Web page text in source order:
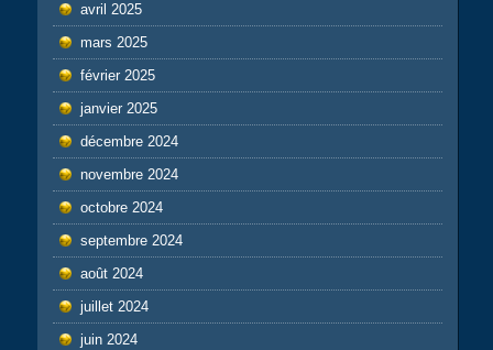
avril 2025
mars 2025
février 2025
janvier 2025
décembre 2024
novembre 2024
octobre 2024
septembre 2024
août 2024
juillet 2024
juin 2024